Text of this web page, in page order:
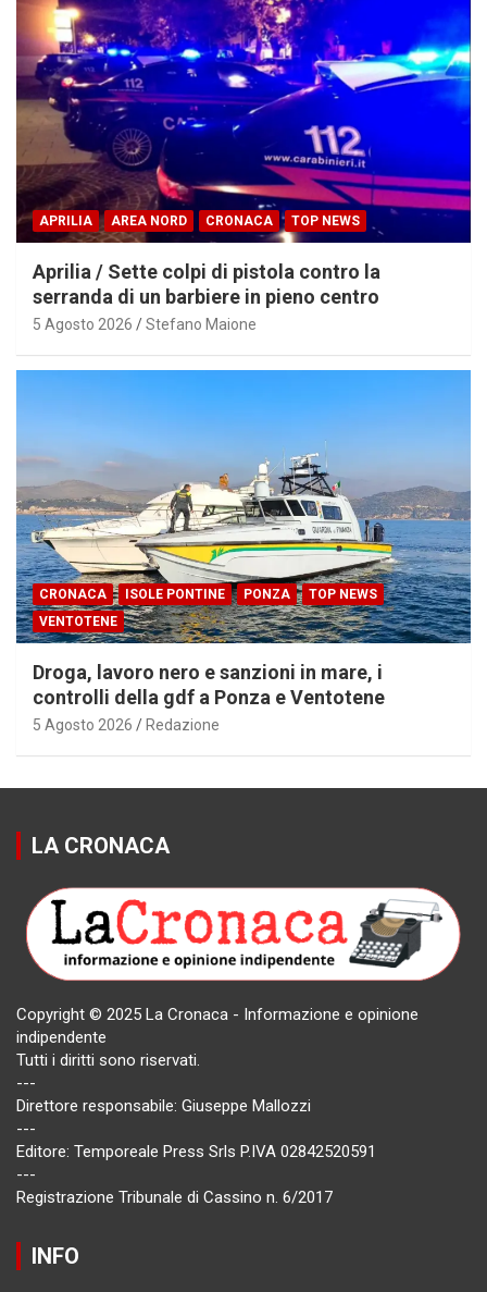
APRILIA AREA NORD CRONACA TOP NEWS
Aprilia / Sette colpi di pistola contro la
serranda di un barbiere in pieno centro
5 Agosto 2026 Stefano Maione
CRONACA ISOLE PONTINE PONZA
TOP NEWS
VENTOTENE
Droga, lavoro nero e sanzioni in mare, i
controlli della gdf a Ponza e Ventotene
5 Agosto 2026 Redazione
LA CRONACA
Copyright © 2025 La Cronaca - Informazione e opinione
indipendente
Tutti i diritti sono riservati.
---
Direttore responsabile: Giuseppe Mallozzi
---
Editore: Temporeale Press Srls P.IVA 02842520591
---
Registrazione Tribunale di Cassino n. 6/2017
INFO